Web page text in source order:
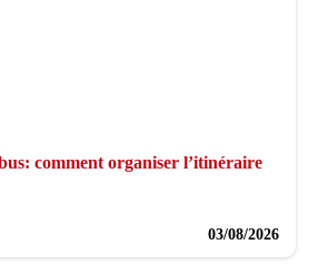
comment organiser l’itinéraire
03/08/2026